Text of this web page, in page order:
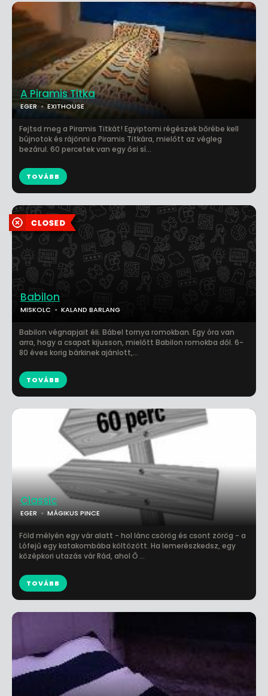
Babilon
MISKOLC KALAND BARLANG
Babilon végnapjait éli. Bábel tornya romokban. Egy óra van
arra, hogy a csapat kijusson, mielőtt Babilon romokba dől. 6-
80 éves korig bárkinek ajánlott,...
TOVÁBB
A Piramis Titka
EGER EXITHOUSE
Fejtsd meg a Piramis Titkát! Egyiptomi régészek bőrébe kell
bújnotok és rájönni a Piramis Titkára, mielőtt az végleg
bezárul. 60 percetek van egy ősi sí...
TOVÁBB
Classic
EGER MÁGIKUS PINCE
Föld mélyén egy vár alatt - hol lánc csörög és csont zörög - a
Lófejű egy katakombába költözött. Ha lemerészkedsz, egy
középkori utazás vár Rád, ahol Ő ...
TOVÁBB